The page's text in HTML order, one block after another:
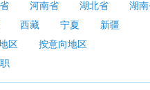
河南省 湖北省
湖
西藏 宁夏
新疆
区
按意向地区